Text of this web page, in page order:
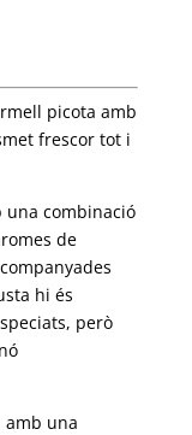
picota amb
frescor tot i
una combinació
de
hi és
però
amb una